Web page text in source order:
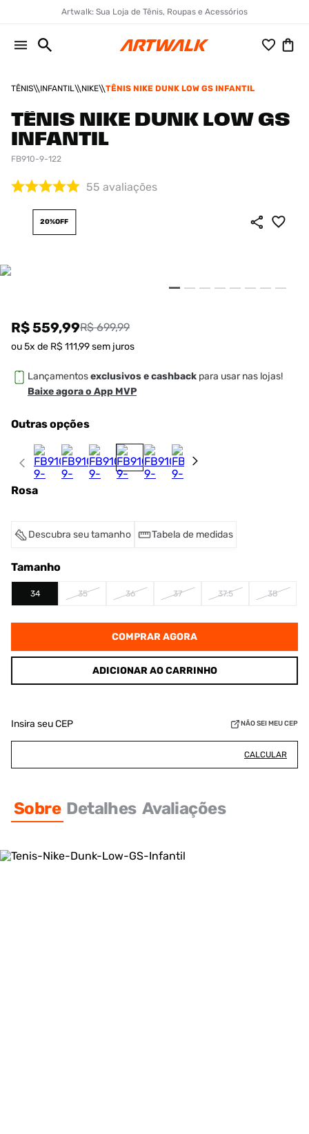
Artwalk: Sua Loja de Tênis, Roupas e Acessórios
TÊNIS INFANTIL NIKE TÊNIS NIKE DUNK LOW GS INFANTIL
TÊNIS NIKE DUNK LOW GS
INFANTIL
FB910-9-122
55 avaliações
20%OFF
R$ 559,99R$ 699,99
ou5x de R$ 111,99sem juros
Lançamentosexclusivos e cashback para usar nas lojas!
Baixe agora o App MVP
Outras opções
Rosa
Descubra seu tamanho Tabela de medidas
Tamanho
34 35 36 37 37.5 38
COMPRAR AGORA
ADICIONAR AO CARRINHO
Insira seu CEP NÃO SEI MEU CEP
CALCULAR
Sobre Detalhes Avaliações